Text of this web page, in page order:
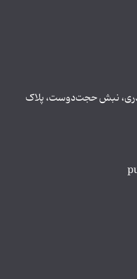
نبش حجت‌دوست، پلاک